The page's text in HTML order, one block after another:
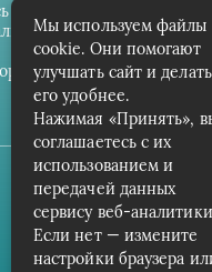
данным ресурсом вы
и хранение своих
согласноПравилам
предоставлена в
целях.
(c) cpark-avto.ru
Карта сайта
О проекте
Мы используем файлы
cookie. Они помогают
улучшать сайт и делать
его удобнее.
Нажимая «Принять»,
соглашаетесь с их
использованием и
передачей данных
сервису веб-
Если нет — измените
настройки браузера